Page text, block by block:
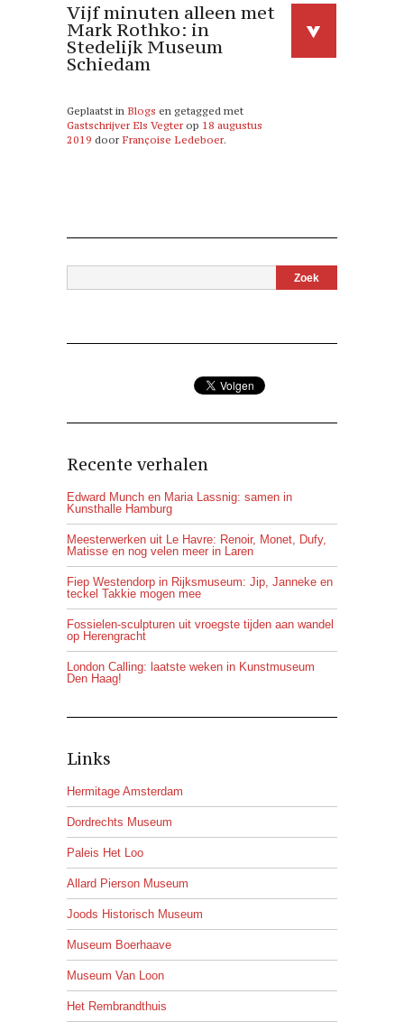
Vijf minuten alleen met
Mark Rothko: in
Stedelijk Museum
Schiedam
Geplaatst in Blogs en getagged met
Gastschrijver Els Vegter op 18 augustus
2019 door Françoise Ledeboer.
Recente verhalen
Edward Munch en Maria Lassnig: samen in
Kunsthalle Hamburg
Meesterwerken uit Le Havre: Renoir, Monet, Dufy,
Matisse en nog velen meer in Laren
Fiep Westendorp in Rijksmuseum: Jip, Janneke en
teckel Takkie mogen mee
Fossielen-sculpturen uit vroegste tijden aan wandel
op Herengracht
London Calling: laatste weken in Kunstmuseum
Den Haag!
Links
Hermitage Amsterdam
Dordrechts Museum
Paleis Het Loo
Allard Pierson Museum
Joods Historisch Museum
Museum Boerhaave
Museum Van Loon
Het Rembrandthuis